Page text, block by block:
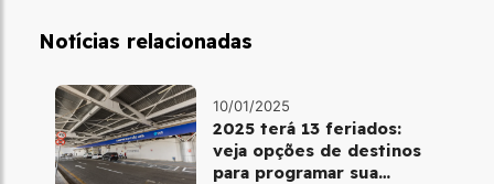
Notícias relacionadas
10/01/2025
2025 terá 13 feriados:
veja opções de destinos
para programar sua